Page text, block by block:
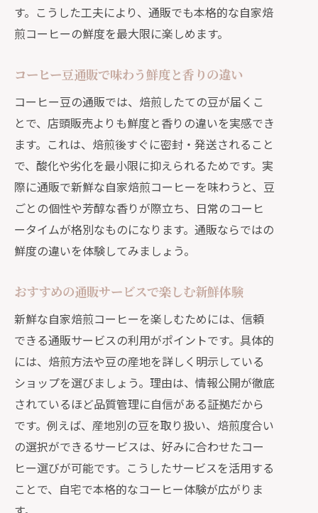
す。こうした工夫により、通販でも本格的な自家焙
煎コーヒーの鮮度を最大限に楽しめます。
コーヒー豆通販で味わう鮮度と香りの違い
コーヒー豆の通販では、焙煎したての豆が届くこ
とで、店頭販売よりも鮮度と香りの違いを実感でき
ます。これは、焙煎後すぐに密封・発送されること
で、酸化や劣化を最小限に抑えられるためです。実
際に通販で新鮮な自家焙煎コーヒーを味わうと、豆
ごとの個性や芳醇な香りが際立ち、日常のコーヒ
ータイムが格別なものになります。通販ならではの
鮮度の違いを体験してみましょう。
おすすめの通販サービスで楽しむ新鮮体験
新鮮な自家焙煎コーヒーを楽しむためには、信頼
できる通販サービスの利用がポイントです。具体的
には、焙煎方法や豆の産地を詳しく明示している
ショップを選びましょう。理由は、情報公開が徹底
されているほど品質管理に自信がある証拠だから
です。例えば、産地別の豆を取り扱い、焙煎度合い
の選択ができるサービスは、好みに合わせたコー
ヒー選びが可能です。こうしたサービスを活用する
ことで、自宅で本格的なコーヒー体験が広がりま